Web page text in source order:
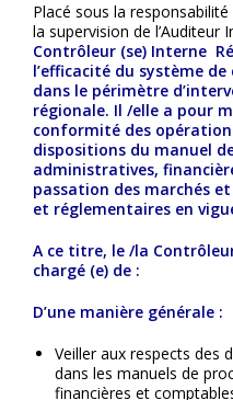
Placé sous la
la supervision de l’Auditeur
Contrôleur (se) Interne
l’efficacité du système
dans le périmètre
régionale. Il /elle a pour
conformité des
dispositions du manuel
administratives,
passation des marchés
et réglementaires en
A ce titre, le /la
chargé (e) de :
D’une manière générale :
Veiller aux respects des
dans les manuels de
financières et